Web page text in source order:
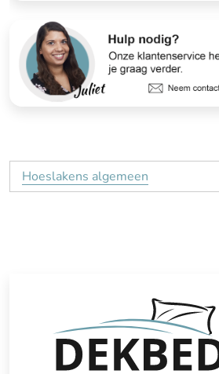
Hoeslakens algemeen